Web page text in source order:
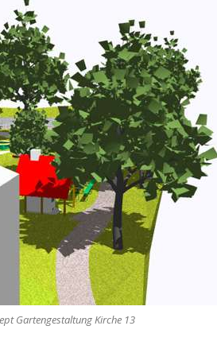
Gartengestaltung Kirche 13